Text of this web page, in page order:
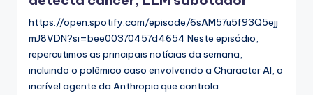
https://open.spotify.com/episode/6sAM57u5f93Q5ejj
mJ8VDN?si=bee00370457d4654 Neste episódio,
repercutimos as principais notícias da semana,
incluindo o polêmico caso envolvendo a Character AI, o
incrível agente da Anthropic que controla